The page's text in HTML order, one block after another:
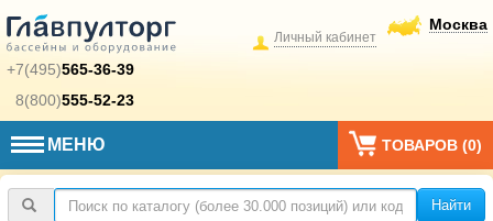
+7(495)565-36-39
8(800)555-52-23
Москва
Личный кабинет
МЕНЮ ТОВАРОВ (0)
Найти